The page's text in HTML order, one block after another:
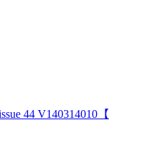
44 V140314010【